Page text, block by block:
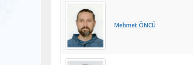
Mehmet ÖNCÜ